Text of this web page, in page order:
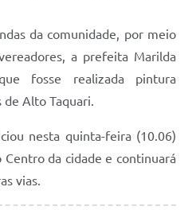
da comunidade, por meio
a prefeita Marilda
fosse realizada pintura
Alto Taquari.
nesta quinta-feira (10.06)
Centro da cidade e continuará
vias.